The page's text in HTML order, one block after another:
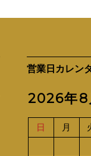
営業日カレン
2026年8
日 月